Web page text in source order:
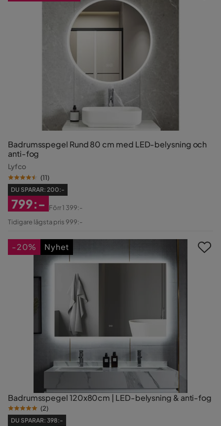
Badrumsspegel Rund 80 cm med LED-belysning och
anti-fog
Lyfco
(11)
DU SPARAR: 200:-
Rabatterat
799:-
Original
Förr1 399:-
Tidigare lägsta pris 999:-
Badrumsspegel 120x80cm | LED-belysning & anti-fog
(2)
DU SPARAR: 398:-
-20% Nyhet